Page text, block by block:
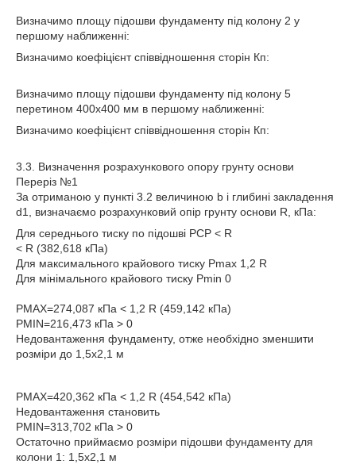
Визначимо площу підошви фундаменту під колону 2 у
першому наближенні:
Визначимо коефіцієнт співвідношення сторін Кп:
Визначимо площу підошви фундаменту під колону 5
перетином 400х400 мм в першому наближенні:
Визначимо коефіцієнт співвідношення сторін Кп:
3.3. Визначення розрахункового опору грунту основи
Переріз №1
За отриманою у пункті 3.2 величиною b і глибині закладення
d1, визначаємо розрахунковий опір грунту основи R, кПа:
Для середнього тиску по підошві PCP < R
< R (382,618 кПа)
Для максимального крайового тиску Pmax 1,2 R
Для мінімального крайового тиску Pmin 0
PMAX=274,087 кПа < 1,2 R (459,142 кПа)
PMIN=216,473 кПа > 0
Недовантаження фундаменту, отже необхідно зменшити
розміри до 1,5х2,1 м
PMAX=420,362 кПа < 1,2 R (454,542 кПа)
Недовантаження становить
PMIN=313,702 кПа > 0
Остаточно приймаємо розміри підошви фундаменту для
колони 1: 1,5х2,1 м